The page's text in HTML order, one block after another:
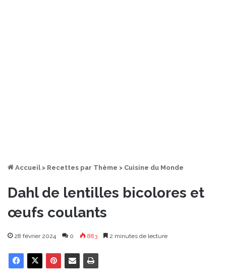
Accueil > Recettes par Thème > Cuisine du Monde
Dahl de lentilles bicolores et
œufs coulants
28 février 2024 0 883 2 minutes de lecture